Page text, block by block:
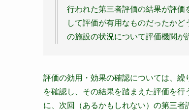
行われた第三者評価の結果が評価
して評価が有用なものだったかど
の施設の状況について評価機関が
評価の効用・効果の確認については、
を確認し、その結果を踏まえた評価を
に、次回（あるかもしれない）の第三